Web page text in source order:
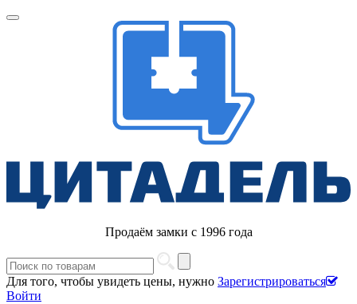
Продаём замки с 1996 года
Для того, чтобы увидеть цены, нужно Зарегистрироваться
Войти